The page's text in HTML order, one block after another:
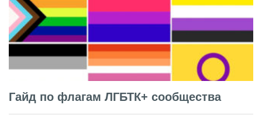
Гайд по флагам ЛГБТК+ сообщества